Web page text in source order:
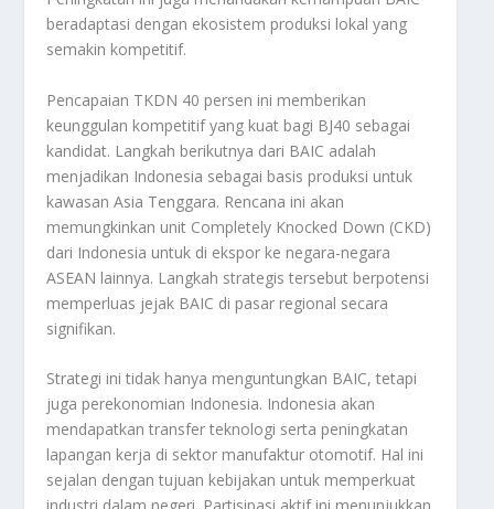
beradaptasi dengan ekosistem produksi lokal yang
semakin kompetitif.
Pencapaian TKDN 40 persen ini memberikan
keunggulan kompetitif yang kuat bagi BJ40 sebagai
kandidat. Langkah berikutnya dari BAIC adalah
menjadikan Indonesia sebagai basis produksi untuk
kawasan Asia Tenggara. Rencana ini akan
memungkinkan unit Completely Knocked Down (CKD)
dari Indonesia untuk di ekspor ke negara-negara
ASEAN lainnya. Langkah strategis tersebut berpotensi
memperluas jejak BAIC di pasar regional secara
signifikan.
Strategi ini tidak hanya menguntungkan BAIC, tetapi
juga perekonomian Indonesia. Indonesia akan
mendapatkan transfer teknologi serta peningkatan
lapangan kerja di sektor manufaktur otomotif. Hal ini
sejalan dengan tujuan kebijakan untuk memperkuat